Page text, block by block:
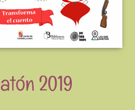
2019